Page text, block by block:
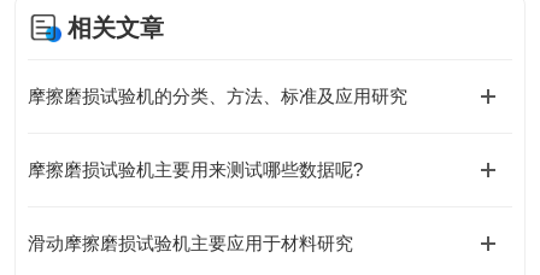
相关文章
摩擦磨损试验机的分类、方法、标准及应用研究
摩擦磨损试验机主要用来测试哪些数据呢?
滑动摩擦磨损试验机主要应用于材料研究